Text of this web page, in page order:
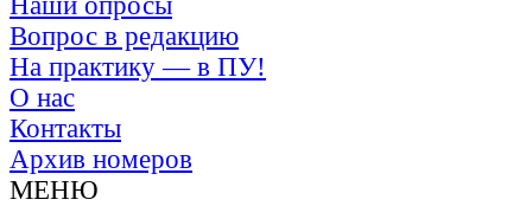
Вопрос в редакцию
На практику — в ПУ!
О нас
Контакты
Архив номеров
МЕНЮ